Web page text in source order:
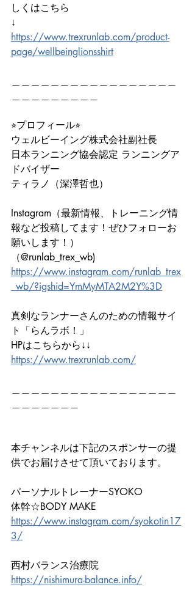
しくはこちら
↓
https://www.trexrunlab.com/product-
page/wellbeinglionsshirt
⭐︎プロフィール⭐︎
ウェルビーイング株式会社副社長
日本ランニング協会認定 ランニングア
ドバイザー
ティラノ（深澤哲也）
Instagram（最新情報、トレーニング情
報など投稿してます！ぜひフォローお
願いします！）
（@runlab_trex_wb)
https://www.instagram.com/runlab_trex
_wb/?igshid=YmMyMTA2M2Y%3D
真剣なランナーさんのための情報サイ
ト「らんラボ！」
HPはこちらから↓↓
https://www.trexrunlab.com/
本チャンネルは下記のスポンサーの提
供でお届けさせて頂いております。
パーソナルトレーナーSYOKO
体幹☆BODY MAKE
https://www.instagram.com/syokotin17
3/
西村バランス治療院
https://nishimura-balance.info/